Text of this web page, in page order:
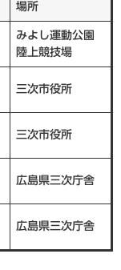
場所
みよし運動公園
陸上競技場
三次市役所
三次市役所
広島県三次庁舎
広島県三次庁舎